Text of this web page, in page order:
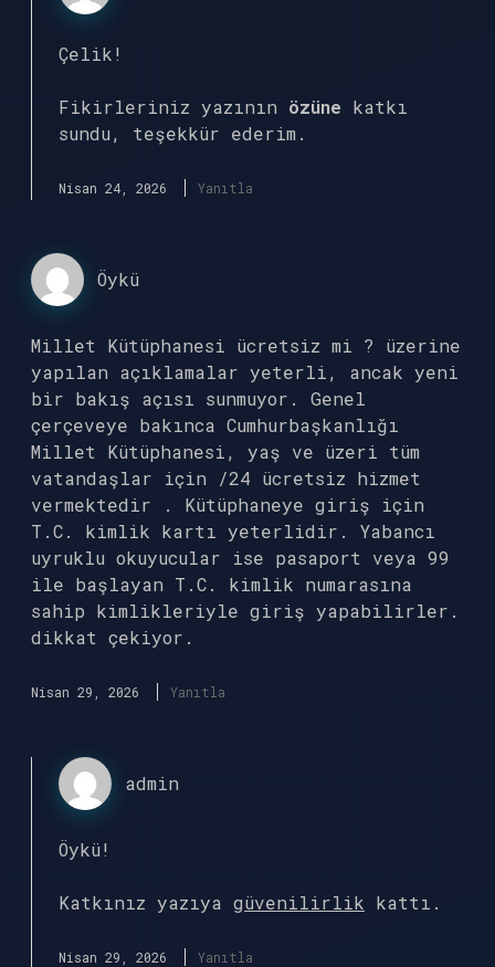
Çelik!
Fikirleriniz yazının özüne katkı
sundu, teşekkür ederim.
Nisan 24, 2026 Yanıtla
Öykü
Millet Kütüphanesi ücretsiz mi ? üzerine
yapılan açıklamalar yeterli, ancak yeni
bir bakış açısı sunmuyor. Genel
çerçeveye bakınca Cumhurbaşkanlığı
Millet Kütüphanesi, yaş ve üzeri tüm
vatandaşlar için /24 ücretsiz hizmet
vermektedir . Kütüphaneye giriş için
T.C. kimlik kartı yeterlidir. Yabancı
uyruklu okuyucular ise pasaport veya 99
ile başlayan T.C. kimlik numarasına
sahip kimlikleriyle giriş yapabilirler.
dikkat çekiyor.
Nisan 29, 2026 Yanıtla
admin
Öykü!
Katkınız yazıya güvenilirlik kattı.
Nisan 29, 2026 Yanıtla